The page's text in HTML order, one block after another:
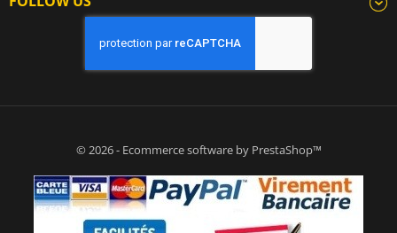
© 2026 - Ecommerce software by PrestaShop™